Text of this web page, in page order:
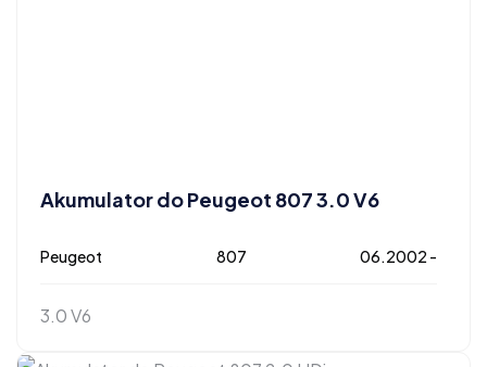
Akumulator do Peugeot 807 3.0 V6
Peugeot 807 06.2002 -
3.0 V6